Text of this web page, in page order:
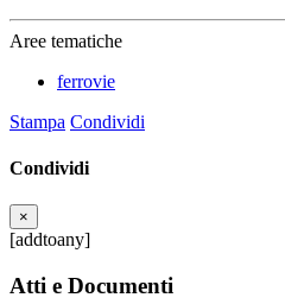
Aree tematiche
ferrovie
Stampa Condividi
Condividi
×
[addtoany]
Atti e Documenti